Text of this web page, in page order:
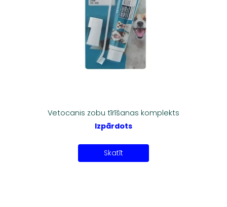
Vetocanis zobu tīrīšanas komplekts
Izpārdots
Skatīt